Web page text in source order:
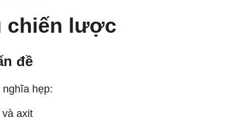
chiến lược
đề
hẹp:
axit